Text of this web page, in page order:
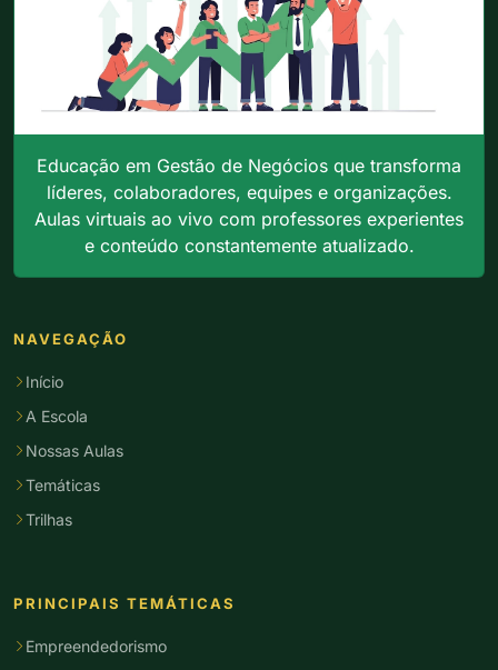
Educação em Gestão de Negócios que transforma
líderes, colaboradores, equipes e organizações.
Aulas virtuais ao vivo com professores experientes
e conteúdo constantemente atualizado.
NAVEGAÇÃO
Início
A Escola
Nossas Aulas
Temáticas
Trilhas
PRINCIPAIS TEMÁTICAS
Empreendedorismo